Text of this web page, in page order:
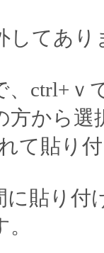
してあり
、ctrl+ｖ
方から
て貼り
に貼り